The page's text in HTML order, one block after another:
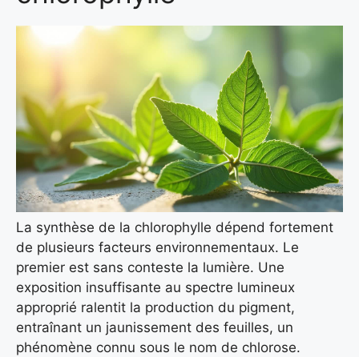
La synthèse de la chlorophylle dépend fortement
de plusieurs facteurs environnementaux. Le
premier est sans conteste la lumière. Une
exposition insuffisante au spectre lumineux
approprié ralentit la production du pigment,
entraînant un jaunissement des feuilles, un
phénomène connu sous le nom de chlorose.